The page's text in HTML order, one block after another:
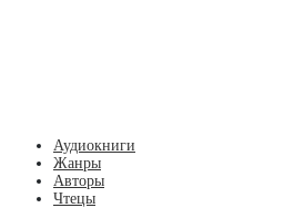
Аудиокниги
Жанры
Авторы
Чтецы